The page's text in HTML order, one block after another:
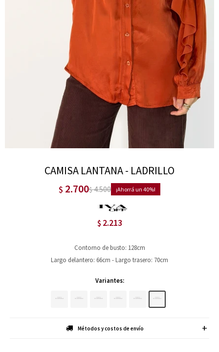
CAMISA LANTANA - LADRILLO
$ 2.700$4.500 40
$ 2.213
Contorno de busto: 128cm
Largo delantero: 66cm - Largo trasero: 70cm
Variantes:
Métodos y costos de envío